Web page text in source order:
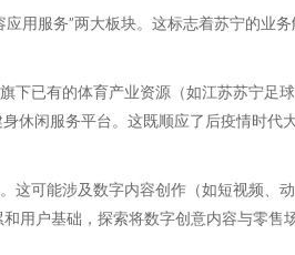
用服务”两大板块。这标志着苏宁的业
下已有的体育产业资源（如江苏苏宁足
休闲服务平台。这既顺应了后疫情时代
可能涉及数字内容创作（如短视频、
用户基础，探索将数字创意内容与零售